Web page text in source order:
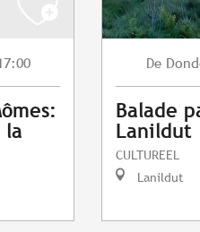
la
De
Balade
Lanildut
CULTUREEL
Lanildut